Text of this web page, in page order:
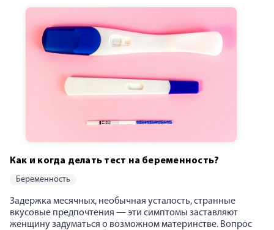
Как и когда делать тест на беременность?
беременность
Задержка месячных, необычная усталость, странные
вкусовые предпочтения — эти симптомы заставляют
женщину задуматься о возможном материнстве. Вопрос